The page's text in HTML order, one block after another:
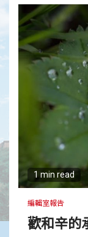
1 min read
編輯室報告
歡和辛的